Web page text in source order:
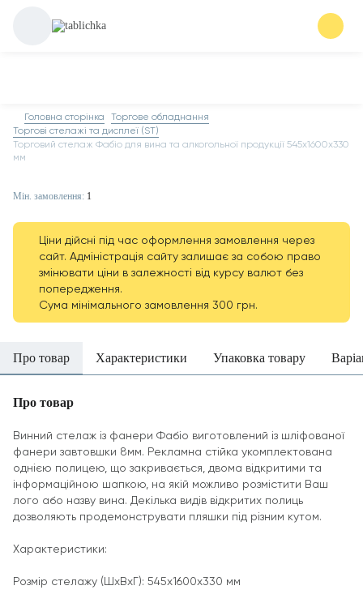
Головна сторінка
Торгове обладнання
Торгові стелажі та дисплеї (ST)
Торговий стелаж Фабіо для вина та алкогольної продукції 545х1600х330
мм
Мін. замовлення: 1
Ціни дійсні під час оформлення замовлення через
сайт. Адміністрація сайту залишає за собою право
змінювати ціни в залежності від курсу валют без
попередження.
Сума мінімального замовлення 300 грн.
Про товар Характеристики Упаковка товару
Про товар
Винний стелаж із фанери Фабіо виготовлений із шліфованої
фанери завтовшки 8мм. Рекламна стійка укомплектована
однією полицею, що закривається, двома відкритими та
інформаційною шапкою, на якій можливо розмістити Ваш
лого або назву вина. Декілька видів відкритих полиць
дозволяють продемонструвати пляшки під різним кутом.
Характеристики:
Розмір стелажу (ШхВхГ): 545х1600х330 мм